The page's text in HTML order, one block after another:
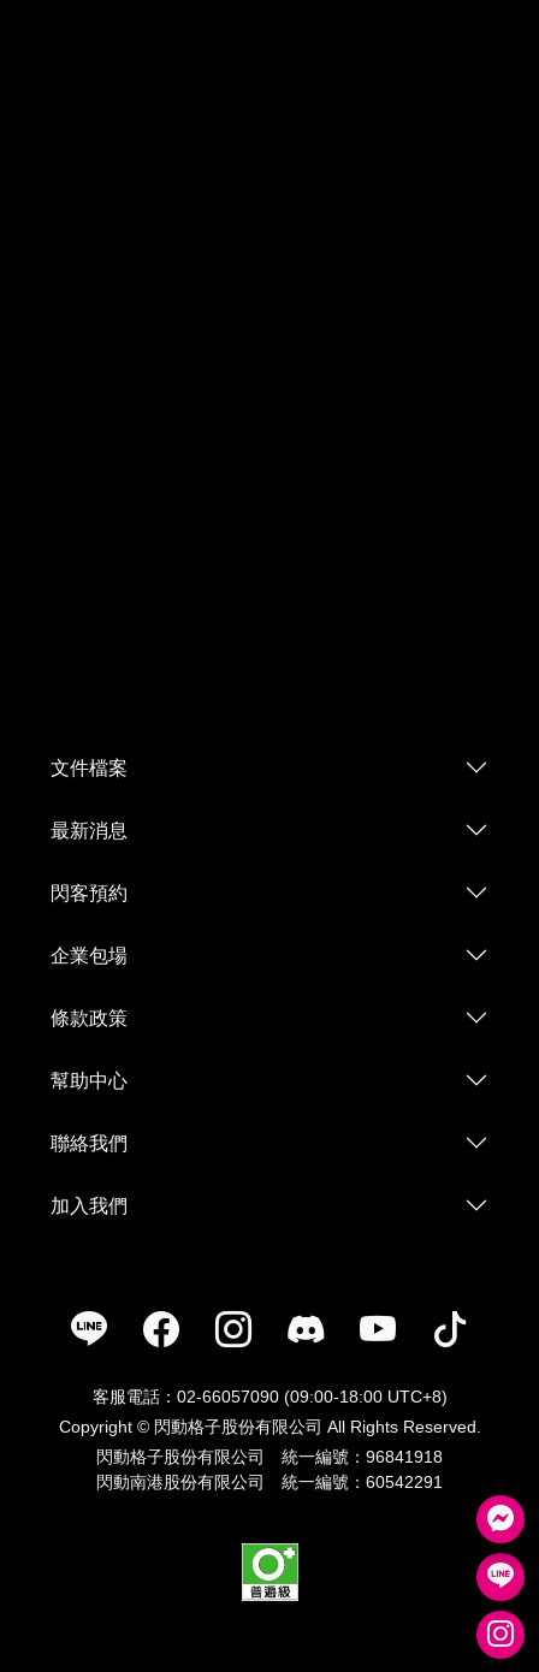
文件檔案
最新消息
閃客預約
企業包場
條款政策
幫助中心
聯絡我們
加入我們
客服電話：02-66057090 (09:00-18:00 UTC+8)
Copyright © 閃動格子股份有限公司 All Rights Reserved.
閃動格子股份有限公司 統一編號：96841918
閃動南港股份有限公司 統一編號：60542291